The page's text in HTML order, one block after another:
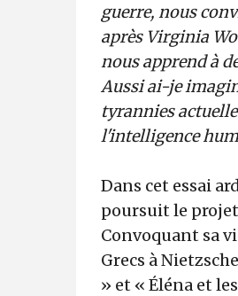
guerre, nous
après Virginia
nous apprend à
Aussi ai-je
tyrannies
l'intelligence
Dans cet essai
poursuit le
Convoquant sa
Grecs à
» et « Éléna et